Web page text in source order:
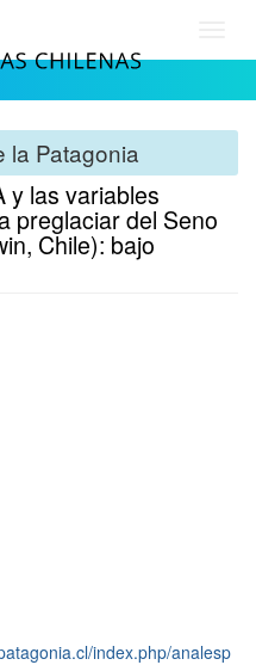
la Patagonia
y las variables
preglaciar del Seno
Chile): bajo
index.php/analesp